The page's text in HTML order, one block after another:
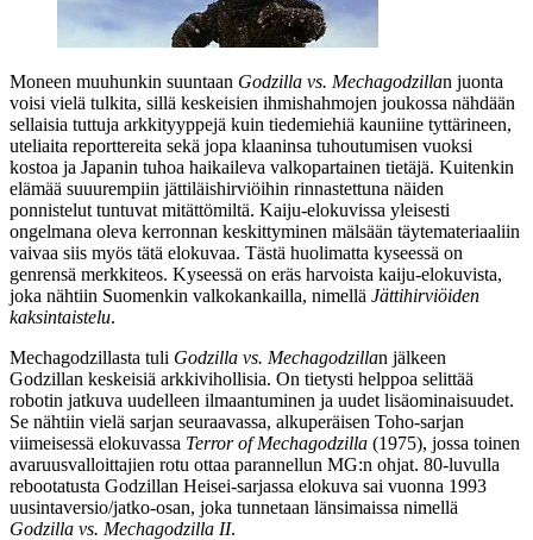
Moneen muuhunkin suuntaan Godzilla vs. Mechagodzillan juonta
voisi vielä tulkita, sillä keskeisien ihmishahmojen joukossa nähdään
sellaisia tuttuja arkkityyppejä kuin tiedemiehiä kauniine tyttärineen,
uteliaita reporttereita sekä jopa klaaninsa tuhoutumisen vuoksi
kostoa ja Japanin tuhoa haikaileva valkopartainen tietäjä. Kuitenkin
elämää suuurempiin jättiläishirviöihin rinnastettuna näiden
ponnistelut tuntuvat mitättömiltä. Kaiju-elokuvissa yleisesti
ongelmana oleva kerronnan keskittyminen mälsään täytemateriaaliin
vaivaa siis myös tätä elokuvaa. Tästä huolimatta kyseessä on
genrensä merkkiteos. Kyseessä on eräs harvoista kaiju-elokuvista,
joka nähtiin Suomenkin valkokankailla, nimellä Jättihirviöiden
kaksintaistelu.
Mechagodzillasta tuli Godzilla vs. Mechagodzillan jälkeen
Godzillan keskeisiä arkkivihollisia. On tietysti helppoa selittää
robotin jatkuva uudelleen ilmaantuminen ja uudet lisäominaisuudet.
Se nähtiin vielä sarjan seuraavassa, alkuperäisen Toho-sarjan
viimeisessä elokuvassa Terror of Mechagodzilla (1975), jossa toinen
avaruusvalloittajien rotu ottaa parannellun MG:n ohjat. 80‑luvulla
rebootatusta Godzillan Heisei-sarjassa elokuva sai vuonna 1993
uusintaversio/jatko-osan, joka tunnetaan länsimaissa nimellä
Godzilla vs. Mechagodzilla II.